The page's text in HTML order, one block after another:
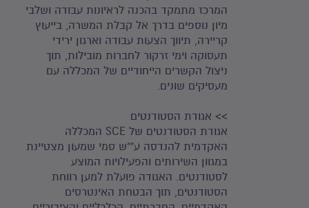
המרכז מתמקד בהכנה לראיונות עבודה ושלבי
מיון נוספים בדרך אל קבלת המשרה, בייעוץ
קריירה, תיווך הצעות עבודה וארגון ירידי
תעסוקה וימי זרקור לחברות מובילות, תוך
ניצול הקשרים הייחודיים של המכללה עם
מעסיקים שונים.
>> אגודת הסטודנטים
אגודת הסטודנטים של SCE המכללה
האקדמית להנדסה ע""ש סמי שמעון מצטיינת
במגוון השירותים והפעילויות המוצע
לסטודנטים. האגודה פועלת למען רווחת
הסטודנטים, תוך הבטחת האינטרסים